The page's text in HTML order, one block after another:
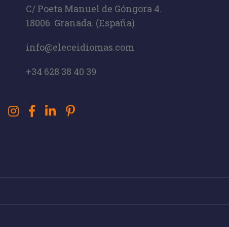
C/ Poeta Manuel de Góngora 4.
18006. Granada. (España)
info@eleceidiomas.com
+34 628 38 40 39